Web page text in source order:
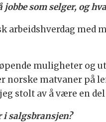
som selger, og
arbeidshverdag med
muligheter og
norske matvaner på
stolt av å være en del
i salgsbransjen?